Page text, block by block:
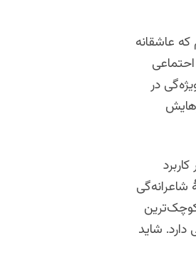
عاشقانه
در
شاعرانه‌گی
دارد. شاید